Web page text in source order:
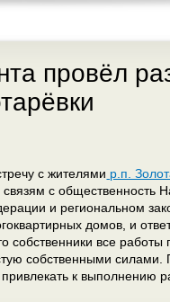
провёл
с жителями р.п.
с
и региональном
домов, и
собственники все
собственными
к выполнению